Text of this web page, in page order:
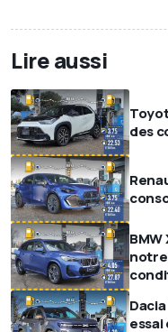
Full
VVT 116 ch
Select
Toyota
Yaris
Cross 1.5
Hybrid 130
FWD GR
Sport
3,70
l/100 km
Renault
Clio
esprit
3,75
l/100 km
Lire aussi
des